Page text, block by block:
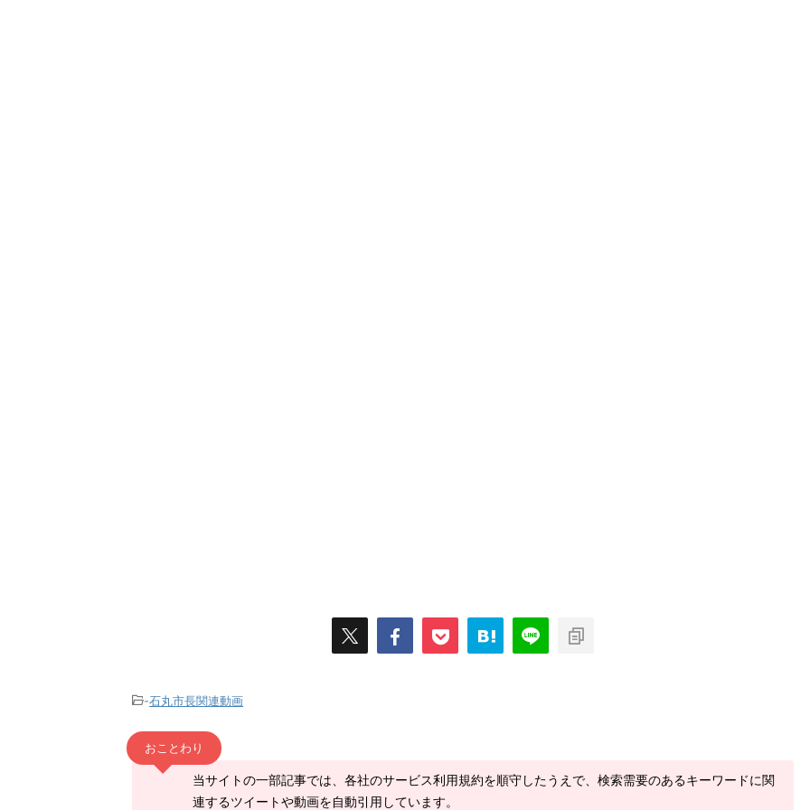
-石丸市長関連動画
おことわり
当サイトの一部記事では、各社のサービス利用規約を順守したうえで、検索需要のあるキーワードに関
連するツイートや動画を自動引用しています。